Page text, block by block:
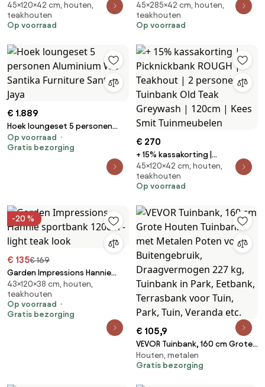
Picknickbank ROUGH | Teakhout
| 2 personen | Tuinbank
Grijs/Old Teak Greywash |
45×120×42 cm, houten,
teakhouten
Op voorraad
Picknickbank ROUGH | Teakhout
| 4 personen | Tuinbank
Grijs/Old Teak Greywash |
Tuinmeubelen
45×285×42 cm, houten,
teakhouten
Op voorraad
€ 1.889
Hoek loungeset 5 personen
Aluminium Wit Santika Furniture
Santika Jaya
Op voorraad
Gratis bezorging
€ 270
+ 15% kassakorting |
Picknickbank ROUGH | Teakhout
| 2 personen | Tuinbank Old Teak
Greywash | 120cm | Kees Smit
45×120×42 cm, houten,
teakhouten
Op voorraad
-20 %
€ 135€ 169
Garden Impressions Hannie
sportbank 120cm - light teak
look
43×120×38 cm, houten,
teakhouten
Op voorraad
Gratis bezorging
€ 105,9
VEVOR Tuinbank, 160 cm Grote
Houten Tuinbank met Metalen
Poten voor Buitengebruik,
Houten, metalen
Gratis bezorging